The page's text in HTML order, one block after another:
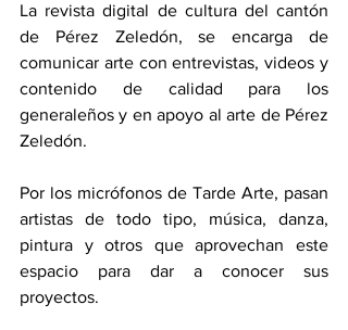
La revista digital de cultura del cantón
de Pérez Zeledón, se encarga de
comunicar arte con entrevistas, videos y
contenido de calidad para los
generaleños y en apoyo al arte de Pérez
Zeledón.
Por los micrófonos de Tarde Arte, pasan
artistas de todo tipo, música, danza,
pintura y otros que aprovechan este
espacio para dar a conocer sus
proyectos.